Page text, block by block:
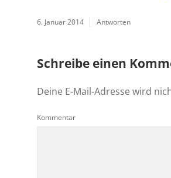
6. Januar 2014 Antworten
Schreibe einen
Deine E-Mail-Adresse wird
Kommentar